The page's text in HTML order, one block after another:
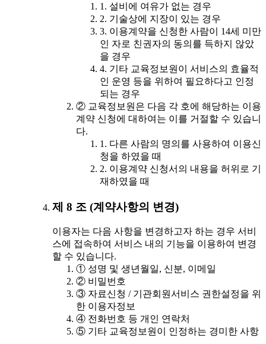
1. 설비에 여유가 없는 경우
2. 기술상에 지장이 있는 경우
3. 이용계약을 신청한 사람이 14세 미만
인 자로 친권자의 동의를 득하지 않았
을 경우
4. 기타 교육정보원이 서비스의 효율적
인 운영 등을 위하여 필요하다고 인정
되는 경우
② 교육정보원은 다음 각 호에 해당하는 이용
계약 신청에 대하여는 이를 거절할 수 있습니
다.
1. 다른 사람의 명의를 사용하여 이용신
청을 하였을 때
2. 이용계약 신청서의 내용을 허위로 기
재하였을 때
제 8 조 (계약사항의 변경)
이용자는 다음 사항을 변경하고자 하는 경우 서비
스에 접속하여 서비스 내의 기능을 이용하여 변경
할 수 있습니다.
① 성명 및 생년월일, 신분, 이메일
② 비밀번호
③ 자료신청 / 기관회원서비스 권한설정을 위
한 이용자정보
④ 전화번호 등 개인 연락처
⑤ 기타 교육정보원이 인정하는 경미한 사항